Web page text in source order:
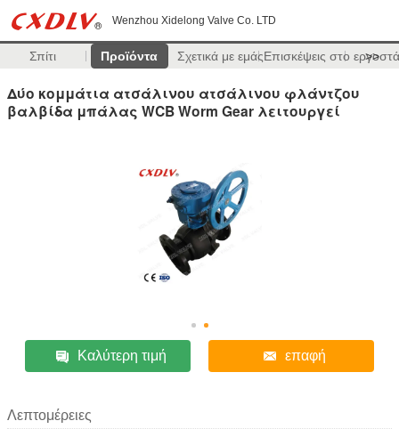
Wenzhou Xidelong Valve Co. LTD
Σπίτι Προϊόντα Σχετικά με εμάςΕπισκέψεις στο >>
Δύο κομμάτια ατσάλινου ατσάλινου φλάντζου
βαλβίδα μπάλας WCB Worm Gear λειτουργεί
Καλύτερη τιμή επαφή
Λεπτομέρειες